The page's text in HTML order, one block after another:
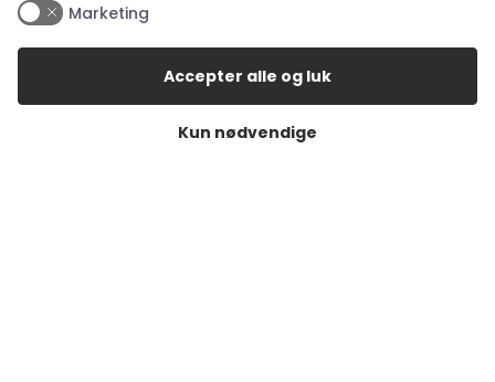
Åbningstider i butikkerne
Marketing
Kun nødvendige
Accepter alle og luk